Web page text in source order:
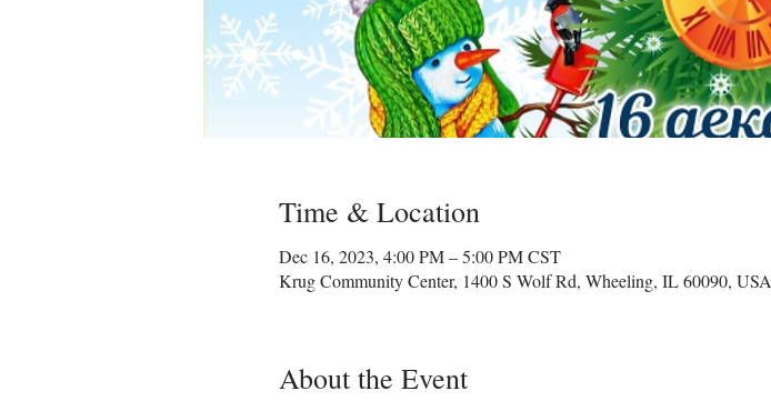
Time & Location
Dec 16, 2023, 4:00 PM – 5:00 PM CST
Krug Community Center, 1400 S Wolf Rd, Wheeling, IL 60090, USA
About the Event